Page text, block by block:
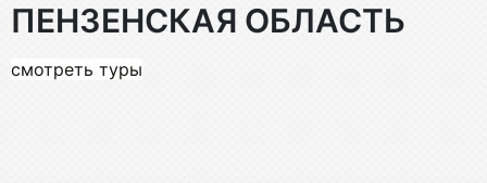
ПЕНЗЕНСКАЯ ОБЛАСТЬ
смотреть туры